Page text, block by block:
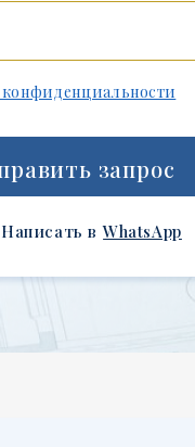
запрос
Написать в WhatsApp